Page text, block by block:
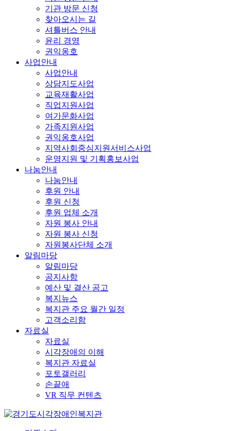
기관 방문 신청
찾아오시는 길
셔틀버스 안내
윤리 경영
권익옹호
사업안내
사업안내
상담지도사업
교육재활사업
직업지원사업
여가문화사업
가족지원사업
권익옹호사업
지역사회중심지원서비스사업
운영지원 및 기획홍보사업
나눔안내
나눔안내
후원 안내
후원 신청
후원 업체 소개
자원 봉사 안내
자원 봉사 신청
자원봉사단체 소개
알림마당
알림마당
공지사항
예산 및 결산 공고
복지뉴스
복지관 주요 월간 일정
고객소리함
자료실
자료실
시각장애의 이해
복지관 자료실
포토갤러리
손끝애
VR 직무 컨텐츠